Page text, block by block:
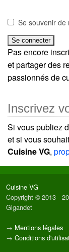
Se souvenir de
Pas encore
et partager des
passionnés de
Inscrivez
Si vous publiez
et si vous
Cuisine VG,
Cuisine VG
Copyright © 2013 -
Gigandet
→ Mentions légales
→ Conditions